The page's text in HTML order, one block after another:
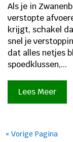
Als je in
verstopte
krijgt, schakel
snel je
dat alles netjes
spoedklussen,...
Lees Meer
« Vorige Pagina